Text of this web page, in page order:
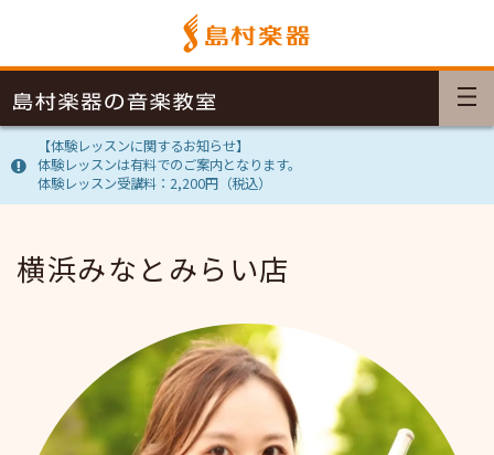
【体験レッスンに関するお知らせ】
体験レッスンは有料でのご案内となります。
体験レッスン受講料：2,200円（税込）
横浜みなとみらい店